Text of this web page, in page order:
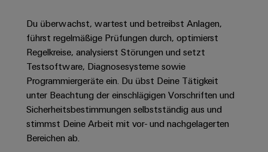
Innovative
Verbindungslösungen
für
Geräte
Konventionelle
Energieerzeugung
Zukunftssicherheit
bewährte
Energieerzeugung
Systeme
und
Lösungen
Dezentrale
Automatisierung
Energiemanagement-
Stromversorgungen
Elektronikgehäuse
Blitz-
und
Überspannungsschutz
PV
Generatoranschlusskasten
Technischer
Support
Umweltbezogene
Produktkonformität
Engineering
Daten
Unternehmensmeldungen
Fachpressemeldungen
Pressekontakt
Unsere
Partner
Karrierewege
Offene
Ausbildungs-
und
Studienplätze
Veranstaltungen
Du überwachst, wartest und betreibst Anlagen,
führst regelmäßige Prüfungen durch, optimierst
Regelkreise, analysierst Störungen und setzt
Testsoftware, Diagnosesysteme sowie
Programmiergeräte ein. Du übst Deine Tätigkeit
unter Beachtung der einschlägigen Vorschriften und
Sicherheitsbestimmungen selbstständig aus und
stimmst Deine Arbeit mit vor- und nachgelagerten
Bereichen ab.